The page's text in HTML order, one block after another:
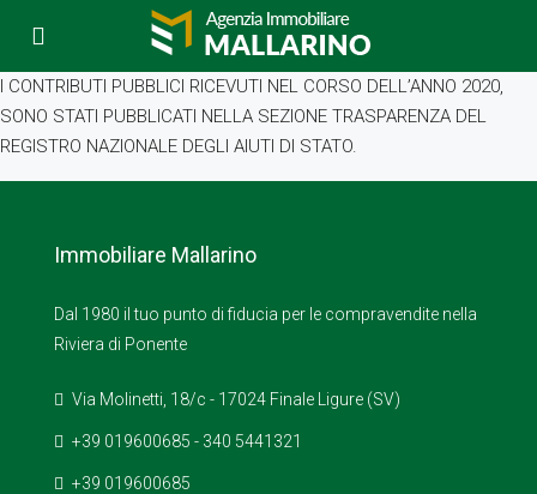
I CONTRIBUTI PUBBLICI RICEVUTI NEL CORSO DELL’ANNO 2020,
SONO STATI PUBBLICATI NELLA SEZIONE TRASPARENZA DEL
REGISTRO NAZIONALE DEGLI AIUTI DI STATO.
Immobiliare Mallarino
Dal 1980 il tuo punto di fiducia per le compravendite nella
Riviera di Ponente
Via Molinetti, 18/c - 17024 Finale Ligure (SV)
+39 019600685 - 340 5441321
+39 019600685